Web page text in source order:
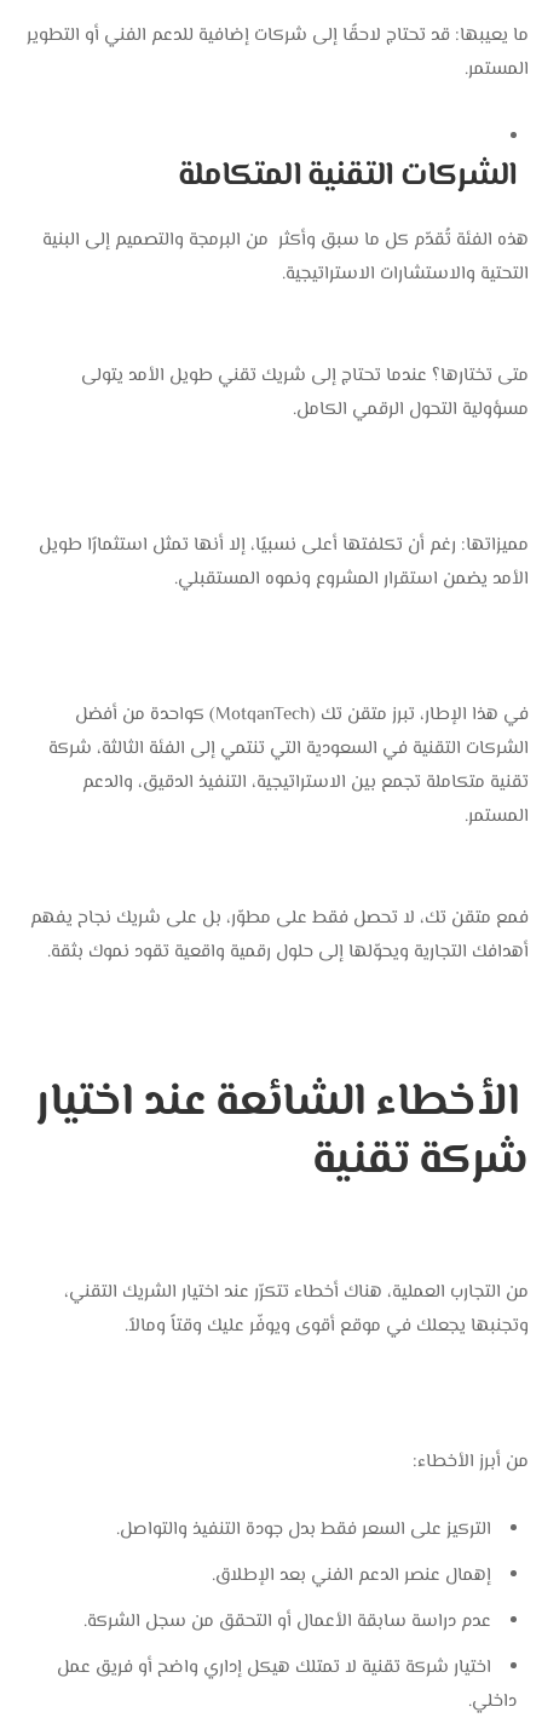
ما يعيبها: قد تحتاج لاحقًا إلى شركات إضافية للدعم الفني أو التطوير
المستمر.
الشركات التقنية المتكاملة
هذه الفئة تُقدّم كل ما سبق وأكثر من البرمجة والتصميم إلى البنية
التحتية والاستشارات الاستراتيجية.
متى تختارها؟ عندما تحتاج إلى شريك تقني طويل الأمد يتولى
مسؤولية التحول الرقمي الكامل.
مميزاتها: رغم أن تكلفتها أعلى نسبيًا، إلا أنها تمثل استثمارًا طويل
الأمد يضمن استقرار المشروع ونموه المستقبلي.
في هذا الإطار، تبرز متقن تك (MotqanTech) كواحدة من أفضل
الشركات التقنية في السعودية التي تنتمي إلى الفئة الثالثة، شركة
تقنية متكاملة تجمع بين الاستراتيجية، التنفيذ الدقيق، والدعم
المستمر.
فمع متقن تك، لا تحصل فقط على مطوّر، بل على شريك نجاح يفهم
أهدافك التجارية ويحوّلها إلى حلول رقمية واقعية تقود نموك بثقة.
الأخطاء الشائعة عند اختيار
شركة تقنية
من التجارب العملية، هناك أخطاء تتكرّر عند اختيار الشريك التقني،
وتجنبها يجعلك في موقع أقوى ويوفّر عليك وقتاً ومالاً.
من أبرز الأخطاء:
التركيز على السعر فقط بدل جودة التنفيذ والتواصل.
إهمال عنصر الدعم الفني بعد الإطلاق.
عدم دراسة سابقة الأعمال أو التحقق من سجل الشركة.
اختيار شركة تقنية لا تمتلك هيكل إداري واضح أو فريق عمل
داخلي.